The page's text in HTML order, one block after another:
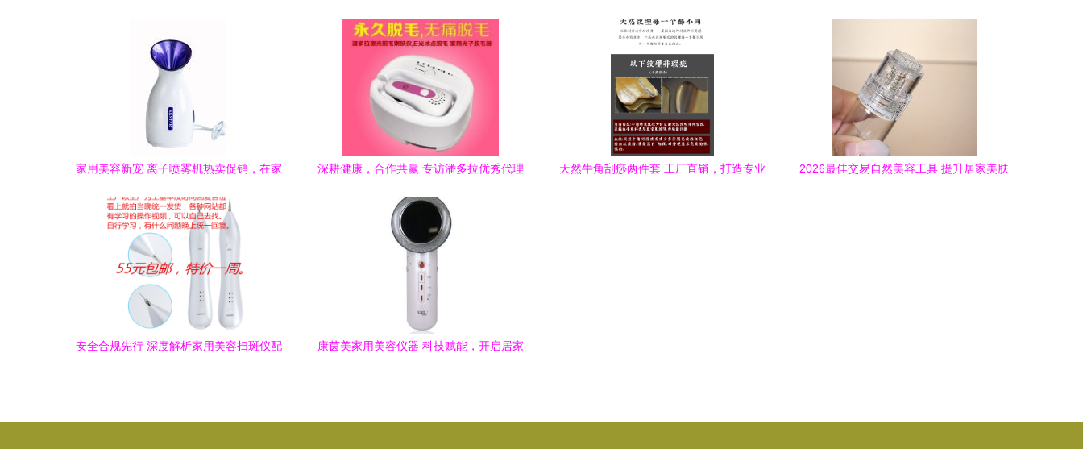
家用美容新宠 离子喷雾机热卖促销，在家
深耕健康，合作共赢 专访潘多拉优秀代理
天然牛角刮痧两件套 工厂直销，打造专业
2026最佳交易自然美容工具 提升居家美肤
安全合规先行 深度解析家用美容扫斑仪配
康茵美家用美容仪器 科技赋能，开启居家